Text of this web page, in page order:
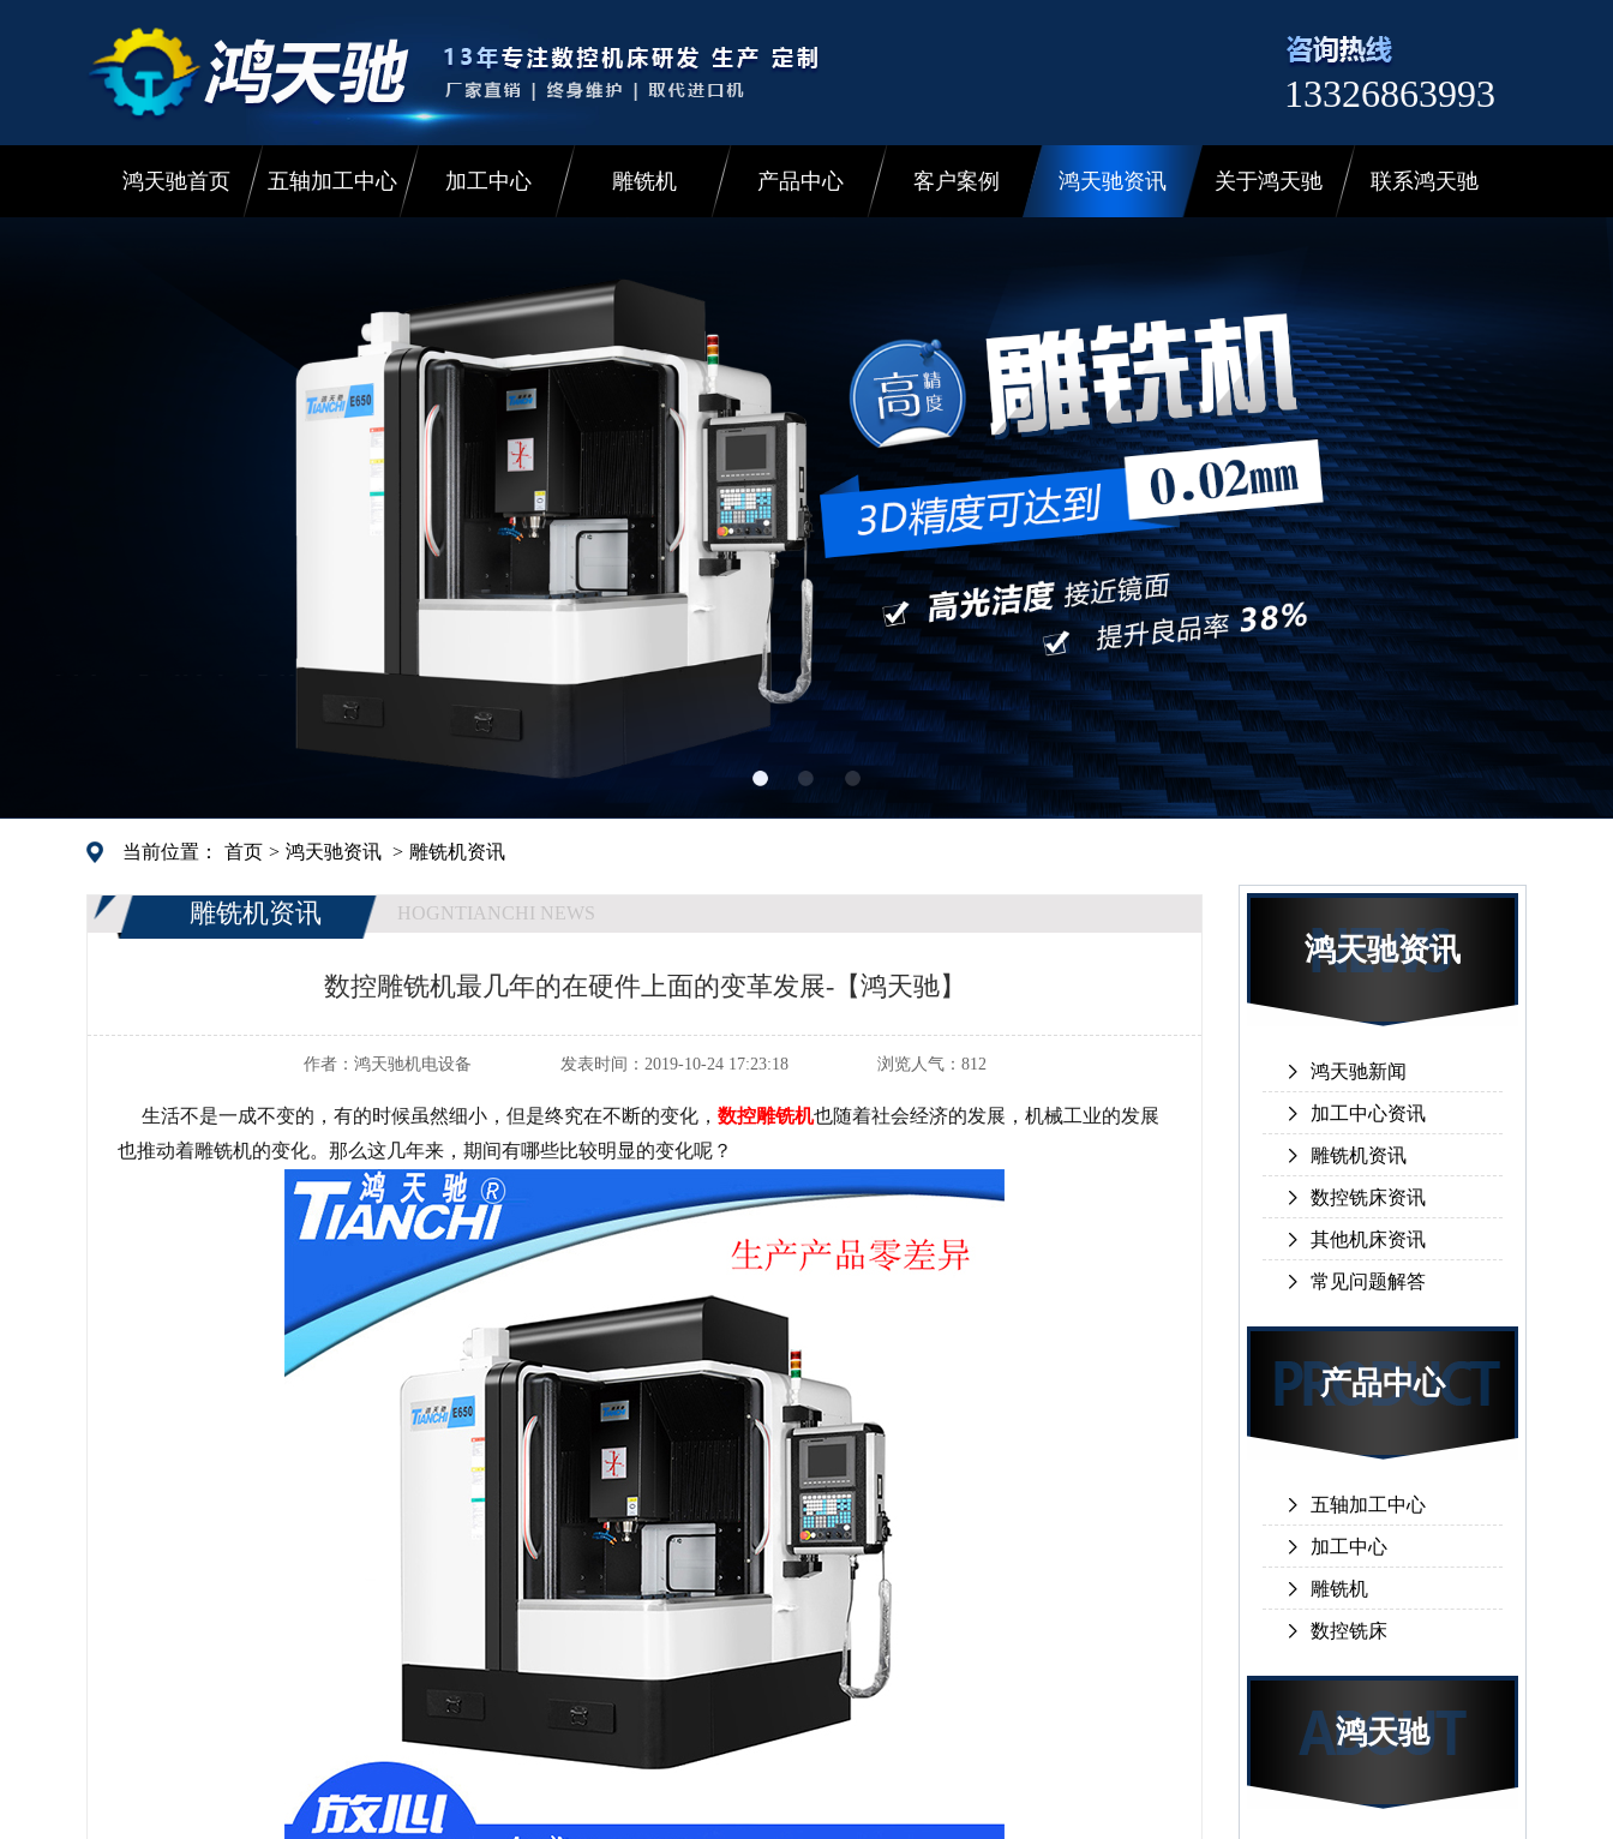
13326863993
鸿天驰首页 五轴加工中心 加工中心 雕铣机 产品中心 客户案例 鸿天驰资讯 关于鸿天驰 联系鸿天驰
当前位置： 首页 > 鸿天驰资讯 > 雕铣机资讯
雕铣机资讯 HOGNTIANCHI NEWS
数控雕铣机最几年的在硬件上面的变革发展-【鸿天驰】
作者： 鸿天驰机电设备 发表时间： 2019-10-24 17:23:18 浏览人气： 812
生活不是一成不变的，有的时候虽然细小，但是终究在不断的变化， 数控雕铣机也随着社会经济的发展，机械工业的发展
也推动着雕铣机的变化。那么这几年来，期间有哪些比较明显的变化呢？
鸿天驰资讯
鸿天驰新闻
加工中心资讯
雕铣机资讯
数控铣床资讯
其他机床资讯
常见问题解答
产品中心
五轴加工中心
加工中心
雕铣机
数控铣床
鸿天驰